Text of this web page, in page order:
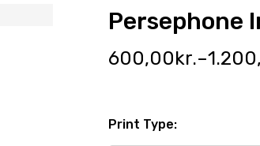
Persephone
600,00kr.–
Print Type: